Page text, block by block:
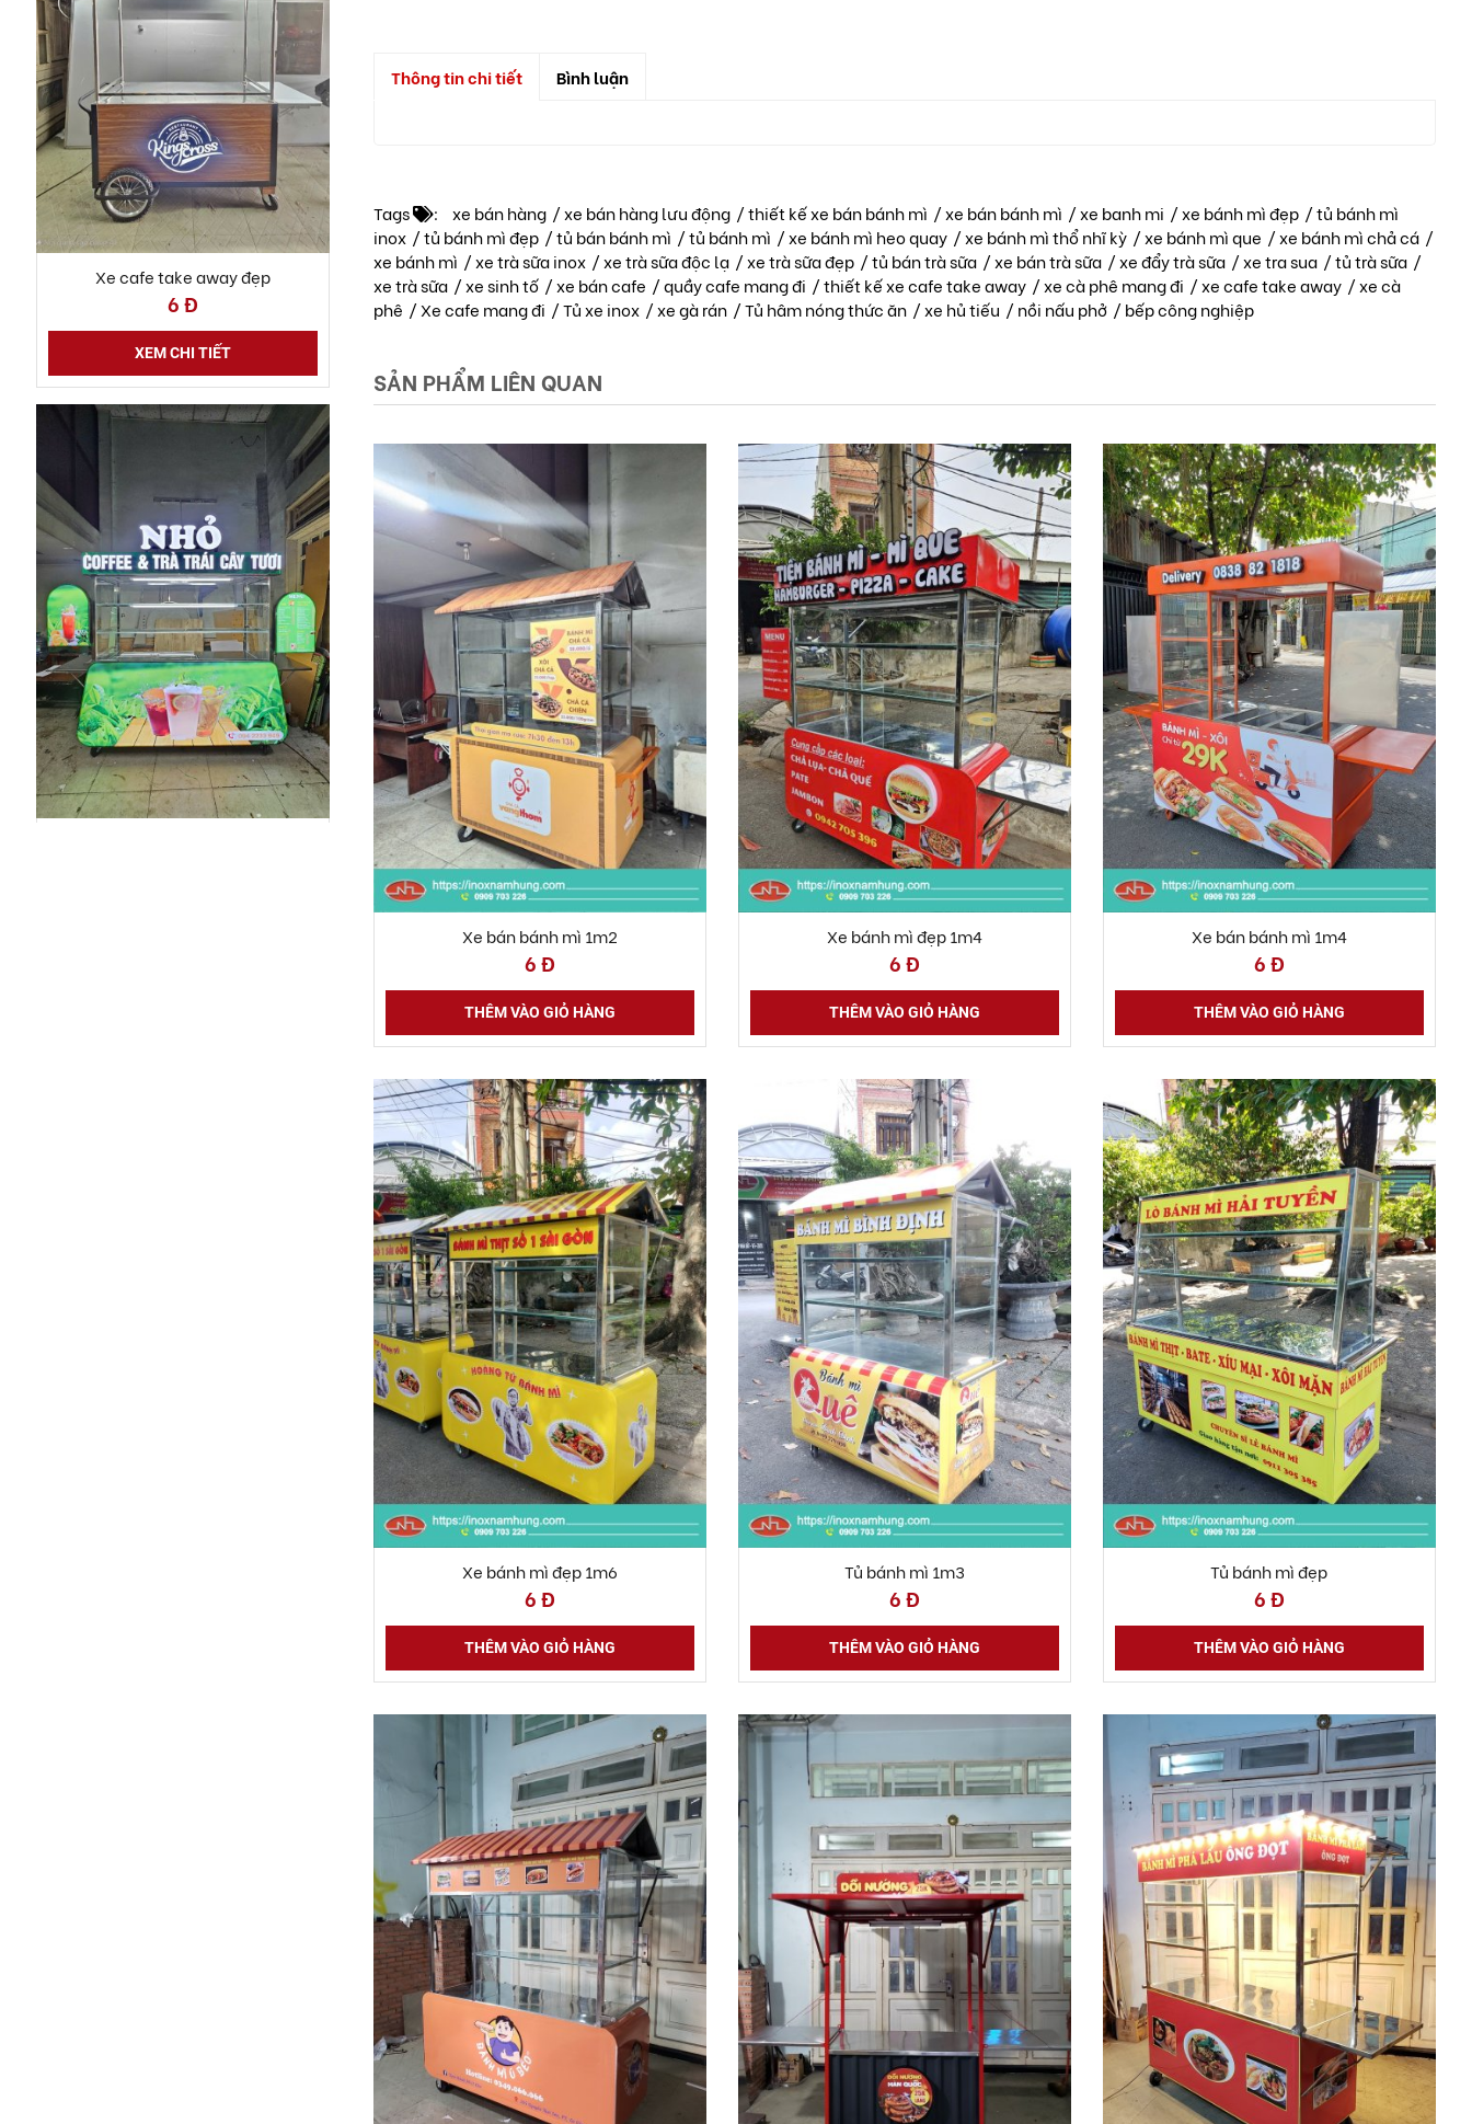
Xe cafe take away đẹp
6 Đ
XEM CHI TIẾT
Xe trà sữa full hộp đèn
6 Đ
Thông tin chi tiết Bình luận
Tags : xe bán hàng /xe bán hàng lưu động /thiết kế xe bán bánh mì /xe bán bánh mì /xe banh mi /xe bánh mì đẹp /tủ bánh mì
inox /tủ bánh mì đẹp /tủ bán bánh mì /tủ bánh mì /xe bánh mì heo quay /xe bánh mì thổ nhĩ kỳ /xe bánh mì que /xe bánh mì chả cá /
xe bánh mì /xe trà sữa inox /xe trà sữa độc lạ /xe trà sữa đẹp /tủ bán trà sữa /xe bán trà sữa /xe đẩy trà sữa /xe tra sua /tủ trà sữa /
xe trà sữa /xe sinh tố /xe bán cafe /quầy cafe mang đi /thiết kế xe cafe take away /xe cà phê mang đi /xe cafe take away /xe cà
phê /Xe cafe mang đi /Tủ xe inox /xe gà rán /Tủ hâm nóng thức ăn /xe hủ tiếu / nồi nấu phở / bếp công nghiệp
SẢN PHẨM LIÊN QUAN
Xe bán bánh mì 1m2
6 Đ
THÊM VÀO GIỎ HÀNG
Xe bánh mì đẹp 1m4
6 Đ
THÊM VÀO GIỎ HÀNG
Xe bán bánh mì 1m4
6 Đ
THÊM VÀO GIỎ HÀNG
Xe bánh mì đẹp 1m6
6 Đ
THÊM VÀO GIỎ HÀNG
Tủ bánh mì 1m3
6 Đ
THÊM VÀO GIỎ HÀNG
Tủ bánh mì đẹp
6 Đ
THÊM VÀO GIỎ HÀNG